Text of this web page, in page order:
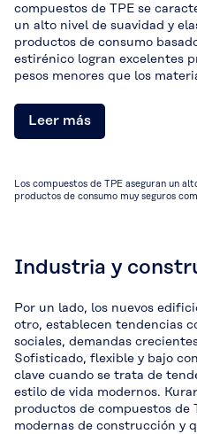
compuestos de TPE se
un alto nivel de suavidad y
productos de consumo
estirénico logran excelentes
pesos menores que los
Leer más
Los compuestos de TPE aseguran un
productos de consumo muy seguros
Industria y
Por un lado, los nuevos
otro, establecen tendencias
sociales, demandas
Sofisticado, flexible y bajo
clave cuando se trata de
estilo de vida modernos.
productos de compuestos de
modernas de construcción y